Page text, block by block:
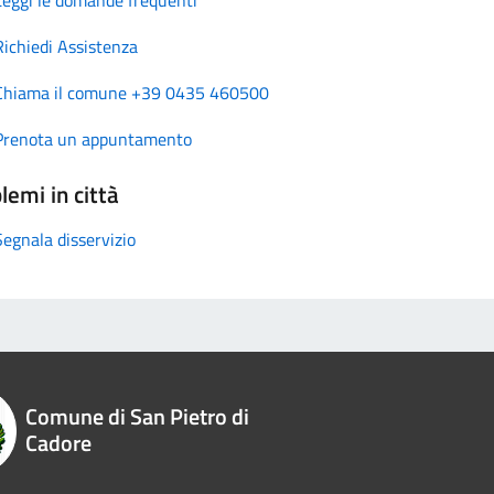
Assistenza
il comune +39 0435 460500
un appuntamento
in città
disservizio
Comune di San Pietro di
Cadore